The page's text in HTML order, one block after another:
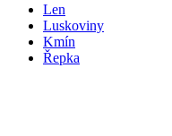
Len
Luskoviny
Kmín
Řepka